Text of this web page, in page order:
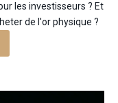
les investisseurs ? Et
de l'or physique ?